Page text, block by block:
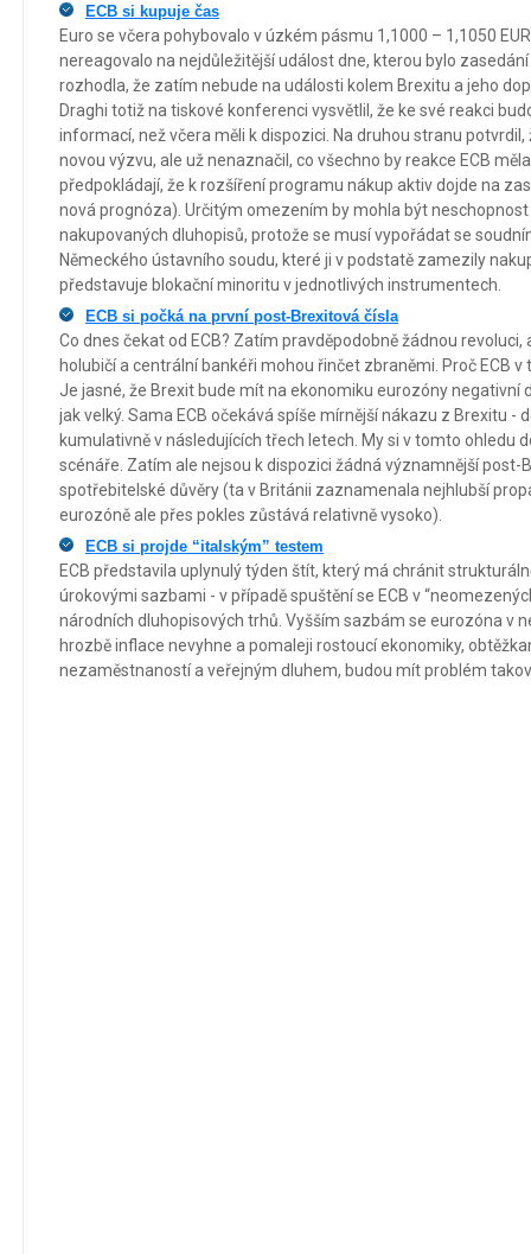
ECB si kupuje čas
Euro se včera pohybovalo v úzkém pásmu 1,1000 – 1,1050
nereagovalo na nejdůležitější událost dne, kterou bylo
rozhodla, že zatím nebude na události kolem Brexitu a jeho
Draghi totiž na tiskové konferenci vysvětlil, že ke své reakci
informací, než včera měli k dispozici. Na druhou stranu
novou výzvu, ale už nenaznačil, co všechno by reakce ECB
předpokládají, že k rozšíření programu nákup aktiv dojde na
nová prognóza). Určitým omezením by mohla být
nakupovaných dluhopisů, protože se musí vypořádat se
Německého ústavního soudu, které ji v podstatě zamezily
představuje blokační minoritu v jednotlivých instrumentech.
ECB si počká na první post-Brexitová čísla
Co dnes čekat od ECB? Zatím pravděpodobně žádnou
holubičí a centrální bankéři mohou řinčet zbraněmi. Proč ECB
Je jasné, že Brexit bude mít na ekonomiku eurozóny negativní
jak velký. Sama ECB očekává spíše mírnější nákazu z Brexitu -
kumulativně v následujících třech letech. My si v tomto ohledu
scénáře. Zatím ale nejsou k dispozici žádná významnější post-
spotřebitelské důvěry (ta v Británii zaznamenala nejhlubší
eurozóně ale přes pokles zůstává relativně vysoko).
ECB si projde “italským” testem
ECB představila uplynulý týden štít, který má chránit
úrokovými sazbami - v případě spuštění se ECB v
národních dluhopisových trhů. Vyšším sazbám se eurozóna v
hrozbě inflace nevyhne a pomaleji rostoucí ekonomiky,
nezaměstnaností a veřejným dluhem, budou mít problém